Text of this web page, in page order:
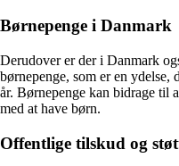
Børnepenge i Danmark
Derudover er der i Danmark
børnepenge, som er en
år. Børnepenge kan bidrage til
med at have børn.
Offentlige tilskud og